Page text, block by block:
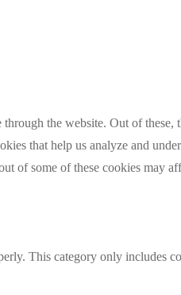
the website. Out of these,
that help us analyze and
of some of these cookies may
This category only includes